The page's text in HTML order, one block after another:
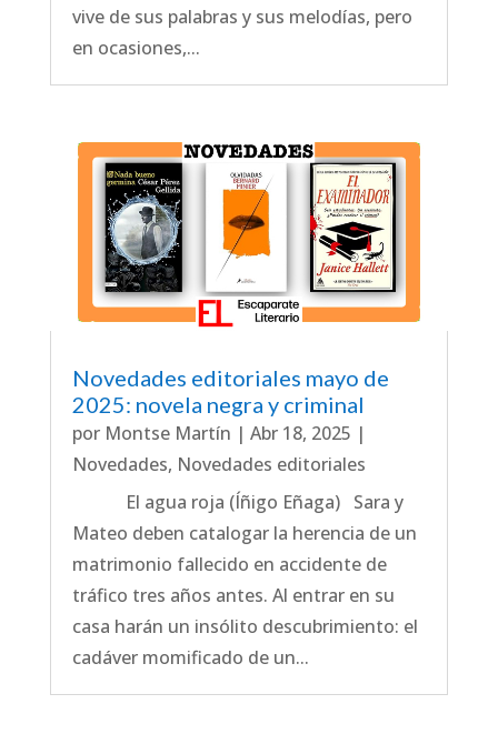
vive de sus palabras y sus melodías, pero
en ocasiones,...
Novedades editoriales mayo de
2025: novela negra y criminal
por Montse Martín | Abr 18, 2025 |
Novedades, Novedades editoriales
El agua roja (Íñigo Eñaga) Sara y
Mateo deben catalogar la herencia de un
matrimonio fallecido en accidente de
tráfico tres años antes. Al entrar en su
casa harán un insólito descubrimiento: el
cadáver momificado de un...